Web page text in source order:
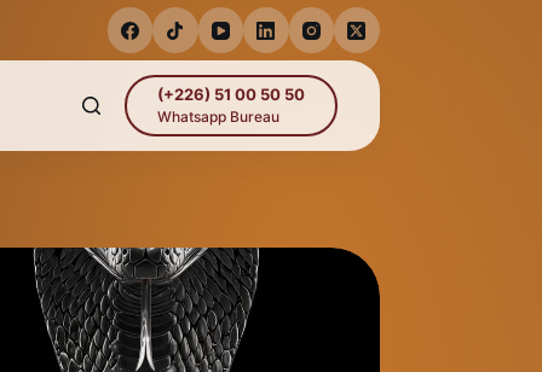
(+226) 51 00 50 50
Whatsapp Bureau